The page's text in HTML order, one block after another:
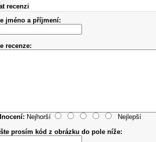
recenzi
jméno a příjmení:
recenze:
Nejhorší
Nejlepší
prosím kód z obrázku do pole níže: